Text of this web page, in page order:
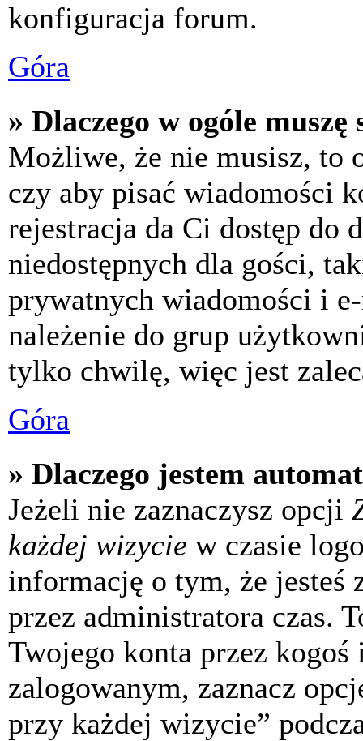
konfiguracja forum.
Góra
» Dlaczego w ogóle
Możliwe, że nie musisz, to
czy aby pisać wiadomości
rejestracja da Ci dostęp do
niedostępnych dla gości,
prywatnych wiadomości i
należenie do grup
tylko chwilę, więc jest
Góra
» Dlaczego jestem
Jeżeli nie zaznaczysz opcji
każdej wizycie w czasie
informację o tym, że jesteś
przez administratora czas.
Twojego konta przez kogoś
zalogowanym, zaznacz
przy każdej wizycie”